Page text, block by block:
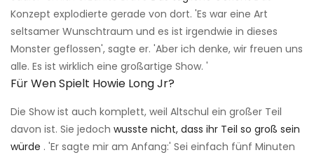
Konzept explodierte gerade von dort. 'Es war eine Art
seltsamer Wunschtraum und es ist irgendwie in dieses
Monster geflossen', sagte er. 'Aber ich denke, wir freuen uns
alle. Es ist wirklich eine großartige Show. '
Für Wen Spielt Howie Long Jr?
Die Show ist auch komplett, weil Altschul ein großer Teil
davon ist. Sie jedoch wusste nicht, dass ihr Teil so groß sein
würde . 'Er sagte mir am Anfang:' Sei einfach fünf Minuten